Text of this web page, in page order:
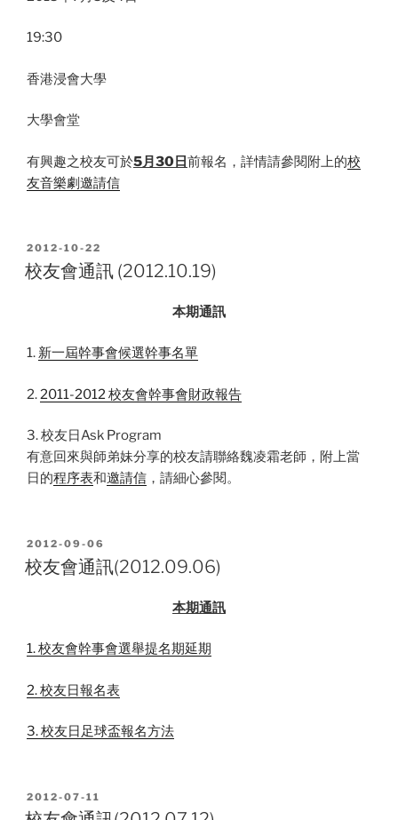
19:30
香港浸會大學
大學會堂
有興趣之校友可於5月30日前報名，詳情請參閱附上的校
友音樂劇邀請信
POSTED
ON
2012-10-22
校友會通訊 (2012.10.19)
本期通訊
1. 新一屆幹事會候選幹事名單
2.2011-2012 校友會幹事會財政報告
3. 校友日Ask Program
有意回來與師弟妹分享的校友請聯絡魏凌霜老師，附上當
日的程序表和邀請信 ，請細心參閱。
POSTED
ON
2012-09-06
校友會通訊(2012.09.06)
本期通訊
1. 校友會幹事會選舉提名期延期
2. 校友日報名表
3. 校友日足球盃報名方法
POSTED
ON
2012-07-11